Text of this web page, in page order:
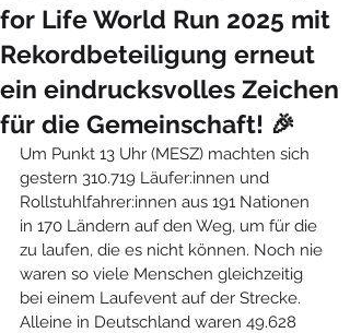
for Life World Run 2025 mit
Rekordbeteiligung erneut
ein eindrucksvolles Zeichen
für die Gemeinschaft! 🎉
Um Punkt 13 Uhr (MESZ) machten sich
gestern 310.719 Läufer:innen und
Rollstuhlfahrer:innen aus 191 Nationen
in 170 Ländern auf den Weg, um für die
zu laufen, die es nicht können. Noch nie
waren so viele Menschen gleichzeitig
bei einem Laufevent auf der Strecke.
Alleine in Deutschland waren 49.628